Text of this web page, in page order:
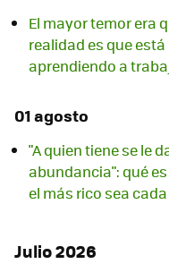
El mayor temor era
realidad es que
aprendiendo a
01 agosto
"A quien tiene se le
abundancia": qué
el más rico sea
Julio 2026